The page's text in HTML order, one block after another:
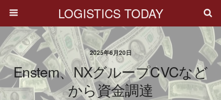
LOGISTICS TODAY
2025年6月20日
Enstem、NXグループCVCなど
から資金調達